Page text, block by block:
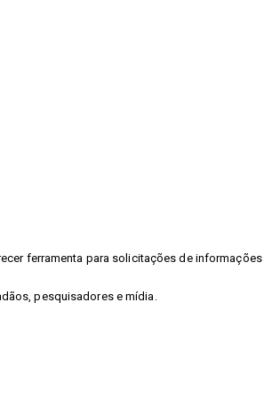
ferramenta para solicitações de informações
pesquisadores e mídia.